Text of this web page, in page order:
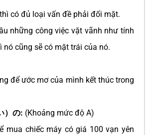
có đủ loại vấn đề phải đối mặt.
những công việc vặt vãnh như tính
nó cũng sẽ có mặt trái của nó.
để ước mơ của mình kết thúc trong
）の: (Khoảng mức độ A)
mua chiếc máy có giá 100 vạn yên